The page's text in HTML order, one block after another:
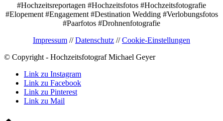
#Hochzeitsreportagen #Hochzeitsfotos #Hochzeitsfotografie
#Elopement #Engagement #Destination Wedding #Verlobungsfotos
#Paarfotos #Drohnenfotografie
Impressum //Datenschutz //Cookie-Einstellungen
© Copyright - Hochzeitsfotograf Michael Geyer
Link zu Instagram
Link zu Facebook
Link zu Pinterest
Link zu Mail